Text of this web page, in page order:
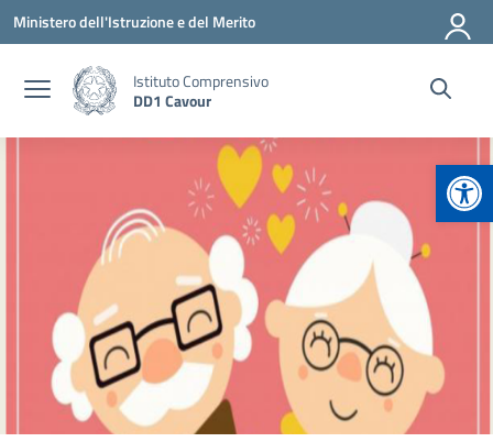
Vai ai contenuti
Vai al menu di navigazione
Vai al footer
Ministero dell'Istruzione e del Merito
Istituto Comprensivo
DD1 Cavour